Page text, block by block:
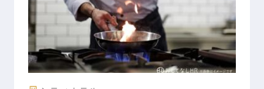
調理職